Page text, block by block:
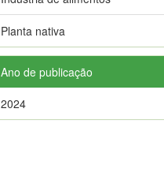
Planta nativa
Ano de publicação
2024